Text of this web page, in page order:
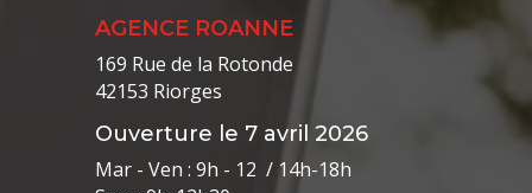
AGENCE ROANNE
169 Rue de la Rotonde
42153 Riorges
Ouverture le 7 avril 2026
Mar - Ven : 9h - 12 / 14h-18h